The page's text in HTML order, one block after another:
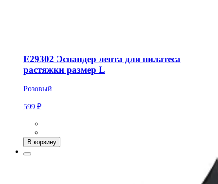
E29302 Эспандер лента для пилатеса
растяжки размер L
Розовый
599 ₽
В корзину